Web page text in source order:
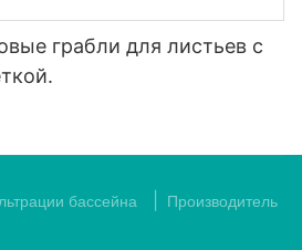
грабли для листьев с
бассейна
Производитель